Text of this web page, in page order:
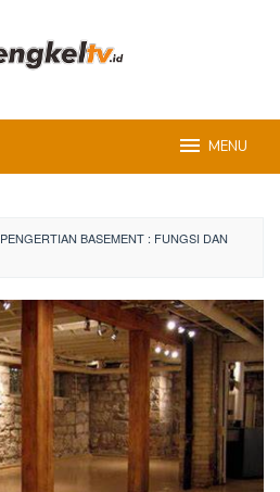
MENU
PENGERTIAN BASEMENT : FUNGSI DAN